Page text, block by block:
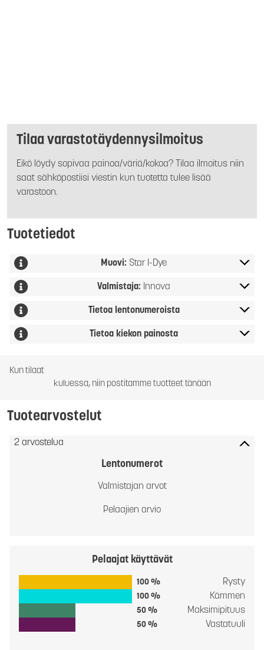
Tilaa varastotäydennysilmoitus
Eikö löydy sopivaa painoa/väriä/kokoa? Tilaa ilmoitus niin
saat sähköpostiisi viestin kun tuotetta tulee lisää
varastoon.
Tuotetiedot
Muovi: Star I-Dye
Valmistaja: Innova
Tietoa lentonumeroista
Tietoa kiekon painosta
Kun tilaat
kuluessa, niin postitamme tuotteet tänään
Tuotearvostelut
2 arvostelua
Lentonumerot
Valmistajan arvot
Pelaajien arvio
Pelaajat käyttävät
100 % Rysty
100 % Kämmen
50 % Maksimipituus
50 % Vastatuuli